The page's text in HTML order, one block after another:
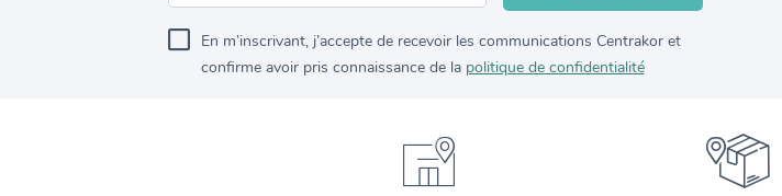
En m’inscrivant, j’accepte de recevoir les communications Centrakor et
confirme avoir pris connaissance de la politique de confidentialité